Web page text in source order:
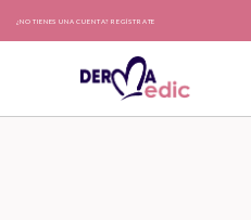
¿NO TIENES UNA CUENTA? REGÍSTRATE
No products in the cart.